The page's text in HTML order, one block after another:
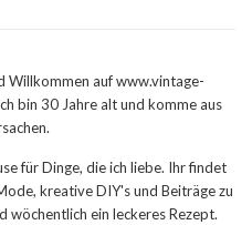
Willkommen auf www.vintage-
bin 30 Jahre alt und komme aus
für Dinge, die ich liebe. Ihr findet
kreative DIY's und Beiträge zu
wöchentlich ein leckeres Rezept.